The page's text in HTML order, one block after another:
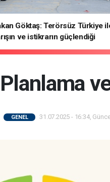
Göktaş: Terörsüz Türkiye
ve istikrarın güçlendiği
hedefliyoruz
GENEL 31.07.2025 - 16:34,